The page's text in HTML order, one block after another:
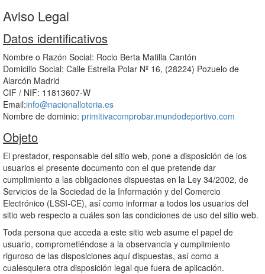
Aviso Legal
Datos identificativos
Nombre o Razón Social: Rocio Berta Matilla Cantón
Domicilio Social: Calle Estrella Polar Nº 16, (28224) Pozuelo de
Alarcón Madrid
CIF / NIF: 11813607-W
Email:info@nacionalloteria.es
Nombre de dominio: primitivacomprobar.mundodeportivo.com
Objeto
El prestador, responsable del sitio web, pone a disposición de los
usuarios el presente documento con el que pretende dar
cumplimiento a las obligaciones dispuestas en la Ley 34/2002, de
Servicios de la Sociedad de la Información y del Comercio
Electrónico (LSSI-CE), así como informar a todos los usuarios del
sitio web respecto a cuáles son las condiciones de uso del sitio web.
Toda persona que acceda a este sitio web asume el papel de
usuario, comprometiéndose a la observancia y cumplimiento
riguroso de las disposiciones aquí dispuestas, así como a
cualesquiera otra disposición legal que fuera de aplicación.